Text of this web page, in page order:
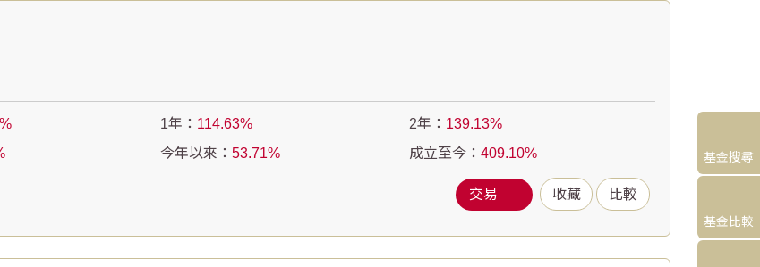
基金搜尋
基金比較
收藏 比較
1年： 114.63 2年： 139.13
今年以來： 53.71 成立至今： 409.10
交易